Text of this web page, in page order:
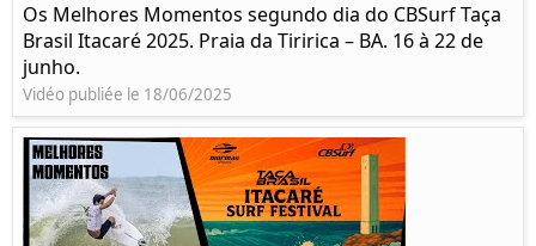
Os Melhores Momentos segundo dia do CBSurf Taça
Brasil Itacaré 2025. Praia da Tiririca – BA. 16 à 22 de
junho.
Vidéo publiée le 18/06/2025